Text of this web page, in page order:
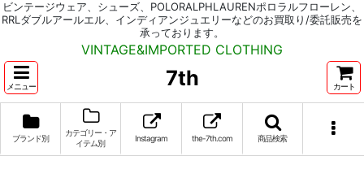
ビンテージウェア、シューズ、POLORALPHLAURENポロラルフローレン、
RRLダブルアールエル、インディアンジュエリーなどのお買取り/委託販売を
承っております。
VINTAGE&IMPORTED CLOTHING
メニュー 7th カート
ブランド別
カテゴリー・ア
イテム別
Instagram the-7th.com 商品検索